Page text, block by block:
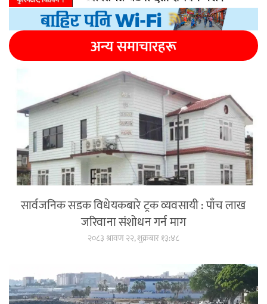
अन्य समाचारहरू
सार्वजनिक सडक विधेयकबारे ट्रक व्यवसायी : पाँच लाख
जरिवाना संशोधन गर्न माग
२०८३ श्रावण २२, शुक्रबार १३:४८